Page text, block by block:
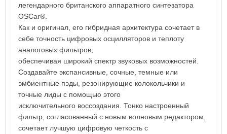
легендарного британского аппаратного синтезатора
OSCar®.
Как и оригинал, его гибридная архитектура сочетает в
себе точность цифровых осцилляторов и теплоту
аналоговых фильтров,
обеспечивая широкий спектр звуковых возможностей.
Создавайте экспансивные, сочные, темные или
эмбиентные пэды, резонирующие колокольчики и
точные лиды с помощью этого
исключительного воссоздания. Тонко настроенный
фильтр, согласованный с новым волновым редактором,
сочетает лучшую цифровую четкость с